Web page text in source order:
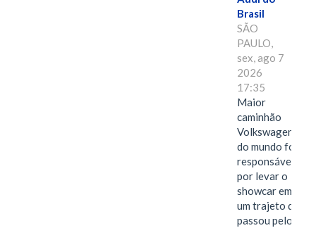
Brasil
SÃO
PAULO,
sex, ago 7
2026
17:35
Maior
caminhão
Volkswagen
do mundo foi
responsável
por levar o
showcar em
um trajeto que
passou pelo